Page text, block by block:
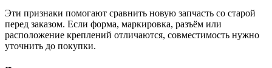
Эти признаки помогают сравнить новую запчасть со старой
перед заказом. Если форма, маркировка, разъём или
расположение креплений отличаются, совместимость нужно
уточнить до покупки.